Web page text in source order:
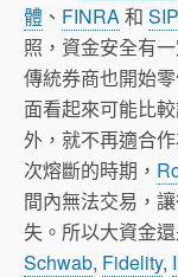
體 、 FINRA和
照，資金安全有
傳統券商也開始
面看起來可能比
外，就不再適合
次熔斷的時期，
間內無法交易，
失。所以大資金
Schwab, Fidelity,